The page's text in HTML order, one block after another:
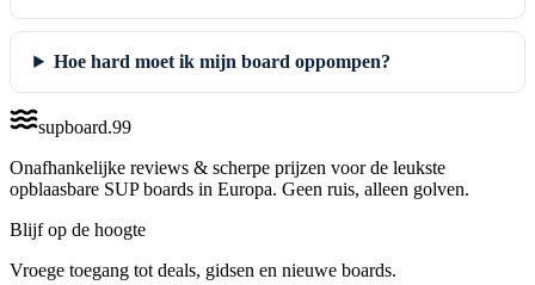
Hoe hard moet ik mijn board oppompen?
supboard.99
Onafhankelijke reviews & scherpe prijzen voor de leukste
opblaasbare SUP boards in Europa. Geen ruis, alleen golven.
Blijf op de hoogte
Vroege toegang tot deals, gidsen en nieuwe boards.